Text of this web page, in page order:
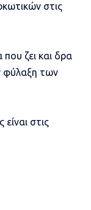
στις
που ζει και δρα
φύλαξη των
στις